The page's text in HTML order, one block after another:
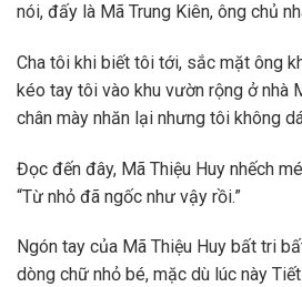
nói, đấy là Mã Trung Kiên, ông chủ
Cha tôi khi biết tôi tới, sắc mặt ông
kéo tay tôi vào khu vườn rộng ở nhà
chân mày nhăn lại nhưng tôi không
Đọc đến đây, Mã Thiệu Huy nhếch
“Từ nhỏ đã ngốc như vậy rồi.”
Ngón tay của Mã Thiệu Huy bất tri
dòng chữ nhỏ bé, mặc dù lúc này